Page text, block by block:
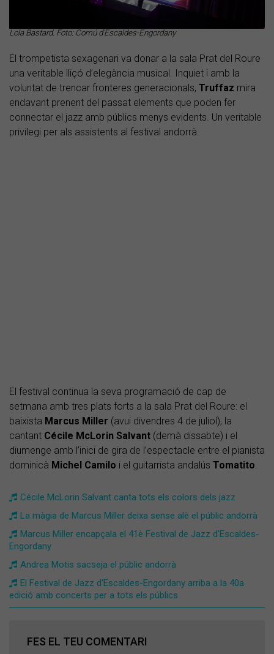
Lola Bastard. Foto: Comú d'Escaldes-Engordany
El trompetista sexagenari va donar a la sala Prat del Roure
una veritable lliçó d’elegància musical. Inquiet i amb la
voluntat de trencar fronteres generacionals, Truffaz mira
endavant prenent del passat elements que poden fer
connectar el jazz amb públics menys evidents. Un veritable
privilegi per als assistents al festival andorrà.
El festival continua la seva programació de cap de
setmana amb tres plats forts a la sala Prat del Roure: el
baixista Marcus Miller (avui divendres 4 de juliol), la
cantant Cécile McLorin Salvant (demà dissabte) i el
diumenge amb l’inici de gira de l’espectacle entre el pianista
dominicà Michel Camilo i el guitarrista andalús Tomatito.
Cécile McLorin Salvant canta tots els colors dels jazz
La màgia de Marcus Miller deixa sense alè el públic andorrà
Marcus Miller encapçala el 41è Festival de Jazz d'Escaldes-
Engordany
​Andrea Motis sacseja el públic andorrà
El Festival de Jazz d'Escaldes-Engordany arriba a la 40a
edició amb concerts per a tots els públics
FES EL TEU COMENTARI